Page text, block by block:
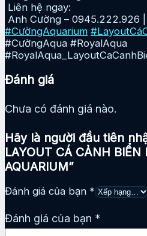
Liên hệ ngay:
Anh Cường – 0945.222.926
#CườngAquarium
#CườngAqua #RoyalAqua
Đánh giá
Chưa có đánh giá nào.
Hãy là người đầu tiên
LAYOUT CÁ CẢNH BIỂN
AQUARIUM”
Đánh giá của bạn *
Đánh giá của bạn *